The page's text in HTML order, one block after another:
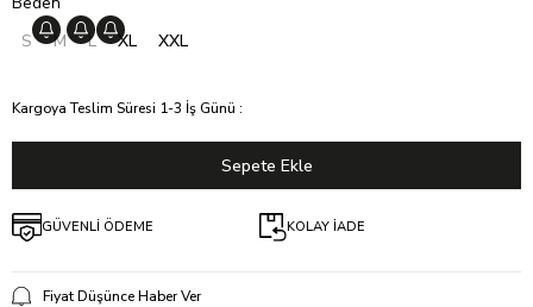
S
M L XL XXL
Kargoya Teslim Süresi 1-3 İş Günü :
GÜVENLİ ÖDEME KOLAY İADE
Fiyat Düşünce Haber Ver